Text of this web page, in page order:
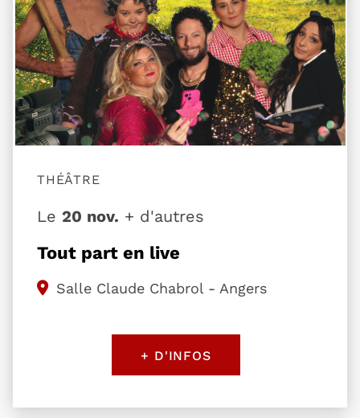
Tout part en live
THÉÂTRE
Le 20 nov. + d'autres
Salle Claude Chabrol - Angers
+ D'INFOS